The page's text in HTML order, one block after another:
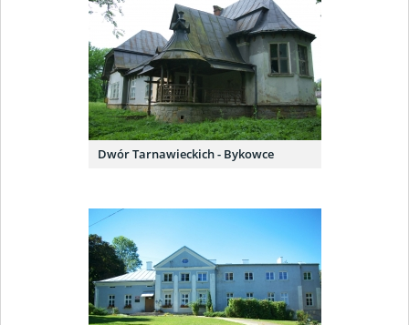
Dwór Tarnawieckich - Bykowce